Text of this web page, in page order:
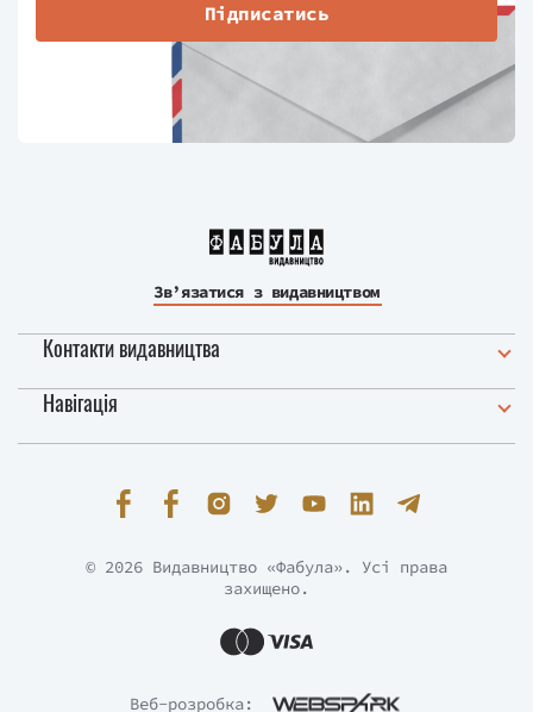
Підписатись
Зв’язатися з видавництвом
Контакти видавництва
Навігація
Веб-розробка:
© 2026 Видавництво «Фабула». Усі права
захищено.